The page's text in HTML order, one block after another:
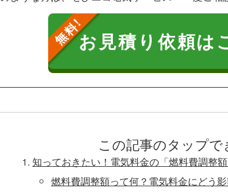
お見積り依頼は
この記事のタップで
知っておきたい！電気料金の「燃料費調整
燃料費調整額って何？電気料金にどう